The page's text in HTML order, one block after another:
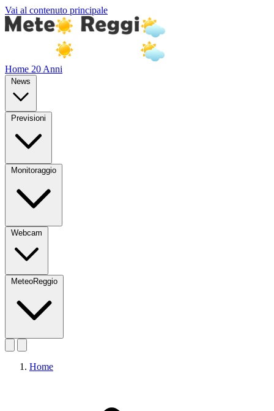
Vai al contenuto principale
Home 20 Anni
News
Previsioni
Monitoraggio
Webcam
MeteoReggio
Home